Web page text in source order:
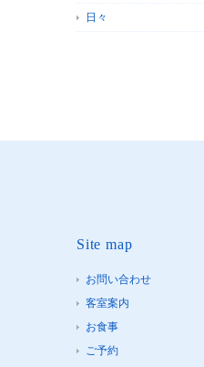
日々
Site map
お問い合わせ
客室案内
お食事
ご予約